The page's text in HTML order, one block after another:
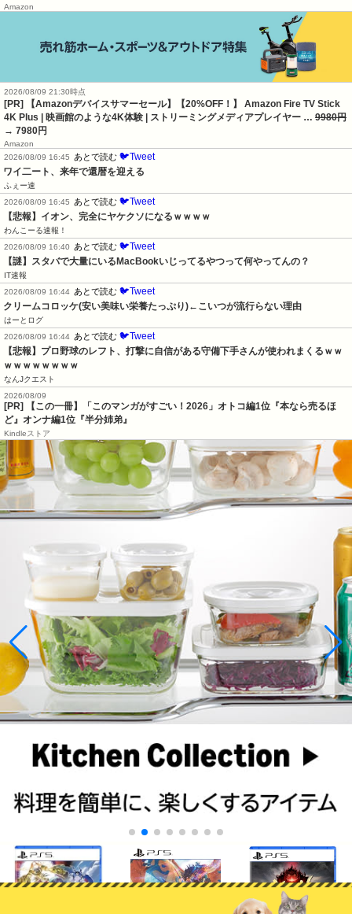
Amazon
2026/08/09 21:30時点
[PR] 【Amazonデバイスサマーセール】【20%OFF！】 Amazon Fire TV Stick
4K Plus | 映画館のような4K体験 | ストリーミングメディアプレイヤー … 9980円
→ 7980円
Amazon
2026/08/09 16:45
あとで読む 🐦Tweet
ワイ二ート、来年で還暦を迎える
ふぇー速
2026/08/09 16:45
あとで読む 🐦Tweet
【悲報】イオン、完全にヤケクソになるｗｗｗｗ
わんこーる速報！
2026/08/09 16:40
あとで読む 🐦Tweet
【謎】スタバで大量にいるMacBookいじってるやつって何やってんの？
IT速報
2026/08/09 16:44 あとで読む 🐦Tweet
クリームコロッケ(安い美味い栄養たっぷり)←こいつが流行らない理由
はーとログ
2026/08/09 16:44 あとで読む 🐦Tweet
【悲報】プロ野球のレフト、打撃に自信がある守備下手さんが使われまくるｗｗ
ｗｗｗｗｗｗｗｗ
なんJクエスト
2026/08/09
[PR] 【この一冊】「このマンガがすごい！2026」オトコ編1位『本なら売るほ
ど』オンナ編1位『半分姉弟』
Kindleストア